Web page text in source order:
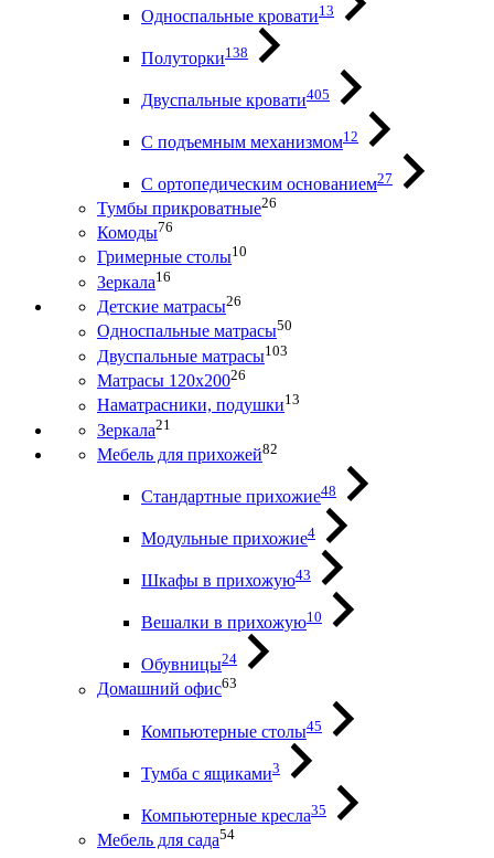
Односпальные кровати13
Полуторки138
Двуспальные кровати405
С подъемным механизмом12
С ортопедическим основанием27
Тумбы прикроватные26
Комоды76
Гримерные столы10
Зеркала16
Детские матрасы26
Односпальные матрасы50
Двуспальные матрасы103
Матрасы 120х20026
Наматрасники, подушки13
Зеркала21
Мебель для прихожей82
Стандартные прихожие48
Модульные прихожие4
Шкафы в прихожую43
Вешалки в прихожую10
Обувницы24
Домашний офис63
Компьютерные столы45
Тумба с ящиками3
Компьютерные кресла35
Мебель для сада54